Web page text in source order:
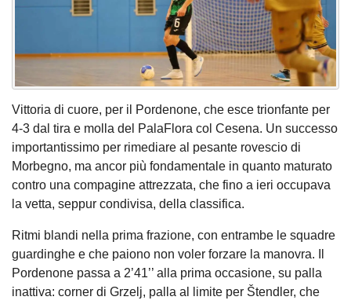
Vittoria di cuore, per il Pordenone, che esce trionfante per
4-3 dal tira e molla del PalaFlora col Cesena. Un successo
importantissimo per rimediare al pesante rovescio di
Morbegno, ma ancor più fondamentale in quanto maturato
contro una compagine attrezzata, che fino a ieri occupava
la vetta, seppur condivisa, della classifica.
Ritmi blandi nella prima frazione, con entrambe le squadre
guardinghe e che paiono non voler forzare la manovra. Il
Pordenone passa a 2’41’’ alla prima occasione, su palla
inattiva: corner di Grzelj, palla al limite per Štendler, che